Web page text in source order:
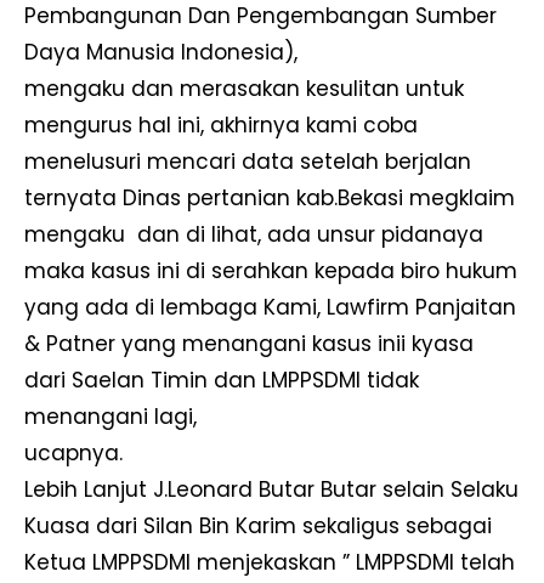
Pembangunan Dan Pengembangan Sumber
Daya Manusia Indonesia),
mengaku dan merasakan kesulitan untuk
mengurus hal ini, akhirnya kami coba
menelusuri mencari data setelah berjalan
ternyata Dinas pertanian kab.Bekasi megklaim
mengaku dan di lihat, ada unsur pidanaya
maka kasus ini di serahkan kepada biro hukum
yang ada di lembaga Kami, Lawfirm Panjaitan
& Patner yang menangani kasus inii kyasa
dari Saelan Timin dan LMPPSDMI tidak
menangani lagi,
ucapnya.
Lebih Lanjut J.Leonard Butar Butar selain Selaku
Kuasa dari Silan Bin Karim sekaligus sebagai
Ketua LMPPSDMI menjekaskan ” LMPPSDMI telah